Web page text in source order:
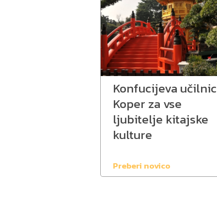
Konfucijeva
Koper za vse
ljubitelje kitajske
kulture
Preberi novico